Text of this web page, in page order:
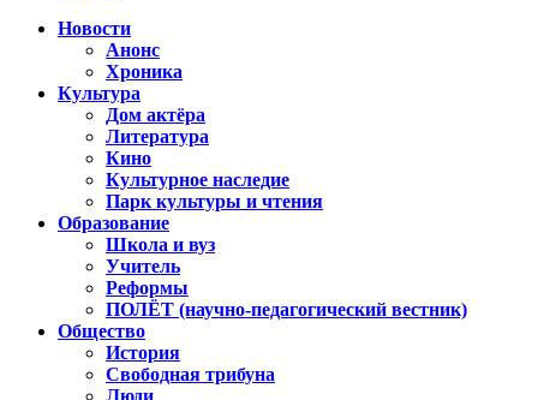
Новости
Анонс
Хроника
Культура
Дом актёра
Литература
Кино
Культурное наследие
Парк культуры и чтения
Образование
Школа и вуз
Учитель
Реформы
ПОЛЁТ (научно-педагогический вестник)
Общество
История
Свободная трибуна